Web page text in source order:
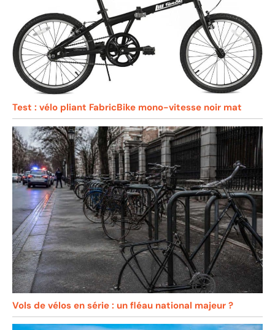
Test : vélo pliant FabricBike mono-vitesse noir mat
Vols de vélos en série : un fléau national majeur ?